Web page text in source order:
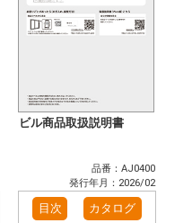
ビル商品取扱説明書
品番：AJ0400
発行年月：2026/02
目次 カタログ